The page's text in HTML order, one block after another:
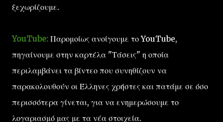
ξεχωρίζουμε.
YouTube: Παρομοίως ανοίγουμε το YouTube,
πηγαίνουμε στην καρτέλα "Τάσεις" η οποία
περιλαμβάνει τα βίντεο που συνηθίζουν να
παρακολουθούν οι Έλληνες χρήστες και πατάμε σε όσο
περισσότερα γίνεται, για να ενημερώσουμε το
λογαριασμό μας με τα νέα στοιχεία.